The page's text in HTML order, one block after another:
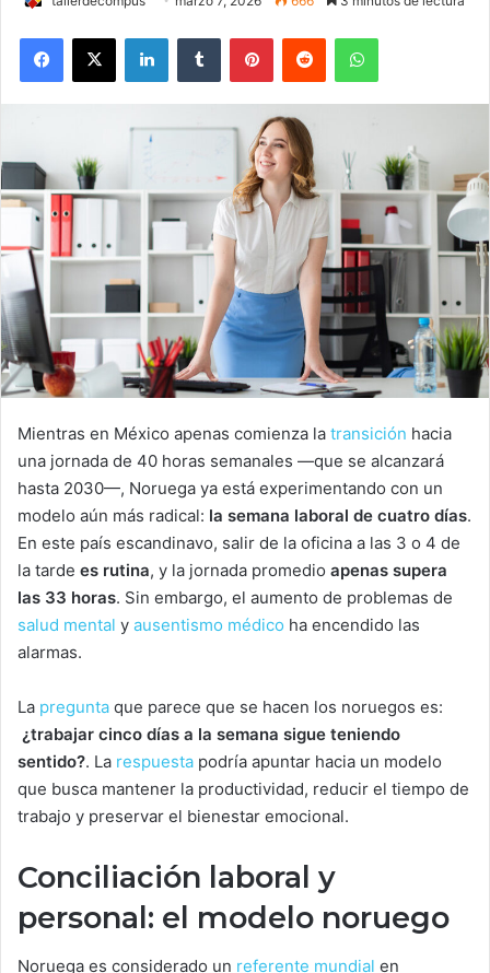
Mientras en México apenas comienza la transición hacia
una jornada de 40 horas semanales —que se alcanzará
hasta 2030—, Noruega ya está experimentando con un
modelo aún más radical: la semana laboral de cuatro días.
En este país escandinavo, salir de la oficina a las 3 o 4 de
la tarde es rutina, y la jornada promedio apenas supera
las 33 horas. Sin embargo, el aumento de problemas de
salud mental y ausentismo médico ha encendido las
alarmas.
La pregunta que parece que se hacen los noruegos es:
¿trabajar cinco días a la semana sigue teniendo
sentido?. La respuesta podría apuntar hacia un modelo
que busca mantener la productividad, reducir el tiempo de
trabajo y preservar el bienestar emocional.
Conciliación laboral y
personal: el modelo noruego
Noruega es considerado un referente mundial en